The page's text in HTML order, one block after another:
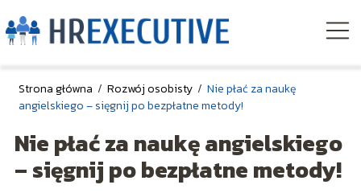
Strona główna / Rozwój osobisty / Nie płać za naukę
angielskiego – sięgnij po bezpłatne metody!
Nie płać za naukę angielskiego
– sięgnij po bezpłatne metody!